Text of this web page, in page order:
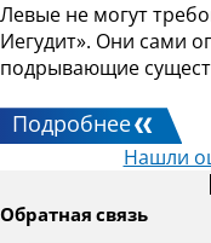
Левые не могут
Иегудит». Они сами
подрывающие
Подробнее
Нашли
Обратная связь